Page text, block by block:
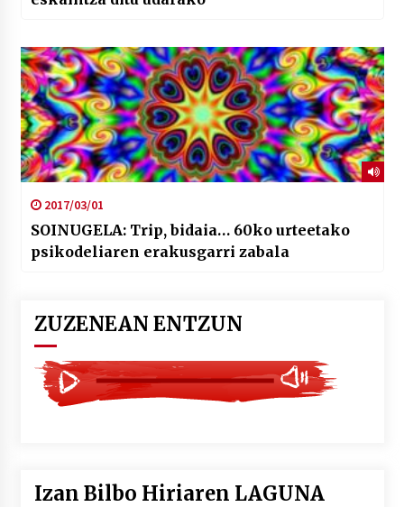
2017/03/01
SOINUGELA: Trip, bidaia… 60ko urteetako
psikodeliaren erakusgarri zabala
ZUZENEAN ENTZUN
Izan Bilbo Hiriaren LAGUNA